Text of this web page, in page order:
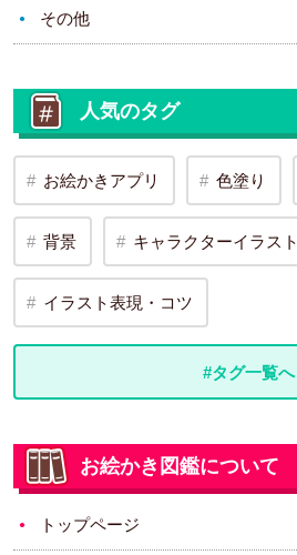
その他
人気のタグ
お絵かきアプリ 色塗り
背景 キャラクターイラスト
イラスト表現・コツ
#タグ一覧へ
お絵かき図鑑について
トップページ